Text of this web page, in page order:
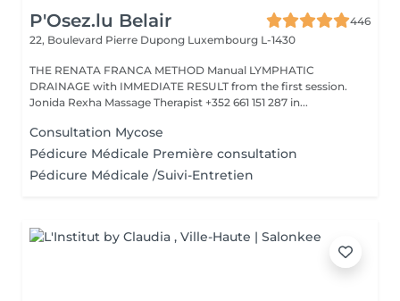
P'Osez.lu Belair
446
22, Boulevard Pierre Dupong Luxembourg L-1430
THE RENATA FRANCA METHOD Manual LYMPHATIC
DRAINAGE with IMMEDIATE RESULT from the first session.
Jonida Rexha Massage Therapist +352 661 151 287 in...
Consultation Mycose
Pédicure Médicale Première consultation
Pédicure Médicale /Suivi-Entretien